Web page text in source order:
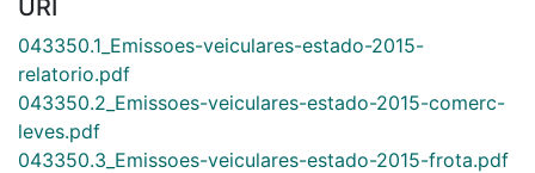
URI
043350.1_Emissoes-veiculares-estado-2015-
relatorio.pdf
043350.2_Emissoes-veiculares-estado-2015-comerc-
leves.pdf
043350.3_Emissoes-veiculares-estado-2015-frota.pdf